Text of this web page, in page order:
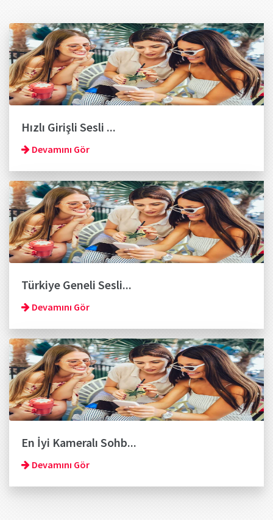
Hızlı Girişli Sesli ...
Devamını Gör
Türkiye Geneli Sesli...
Devamını Gör
En İyi Kameralı Sohb...
Devamını Gör